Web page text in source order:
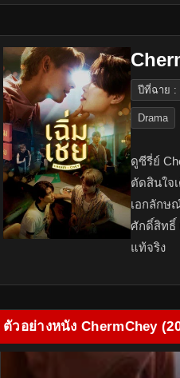
ปีที่ฉาย :
Drama
ดูซีรี่ย์
ตัดสินใจ
เอกลักษ
ศักดิ์สิทธิ์
แท้จริง
ตัวอย่างหนัง ChermChey